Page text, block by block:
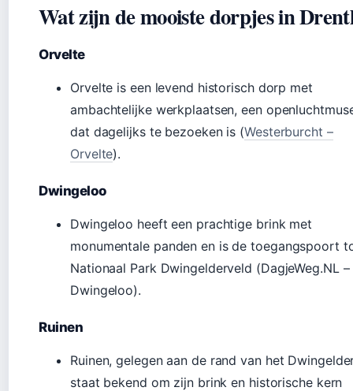
Wat zijn de mooiste dorpjes in
Orvelte
Orvelte is een levend historisch dorp met
ambachtelijke werkplaatsen, een
dat dagelijks te bezoeken is (Westerburcht –
Orvelte).
Dwingeloo
Dwingeloo heeft een prachtige brink met
monumentale panden en is de toegangspoort
Nationaal Park Dwingelderveld (DagjeWeg.NL –
Dwingeloo).
Ruinen
Ruinen, gelegen aan de rand van het
staat bekend om zijn brink en historische kern